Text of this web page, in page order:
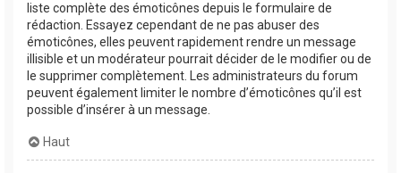
liste complète des émoticônes depuis le formulaire de
rédaction. Essayez cependant de ne pas abuser des
émoticônes, elles peuvent rapidement rendre un message
illisible et un modérateur pourrait décider de le modifier ou de
le supprimer complètement. Les administrateurs du forum
peuvent également limiter le nombre d’émoticônes qu’il est
possible d’insérer à un message.
Haut